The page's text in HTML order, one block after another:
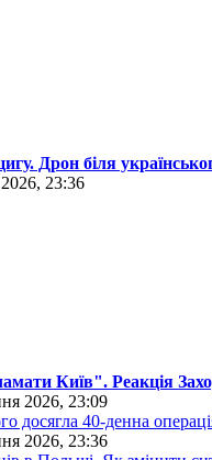
Дрон біля
23:36
Київ". Реакція
2026, 23:09
досягла 40-денна
2026, 23:36